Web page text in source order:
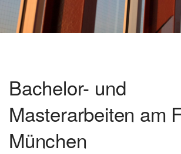
Bachelor- und
Masterarbeiten am
München